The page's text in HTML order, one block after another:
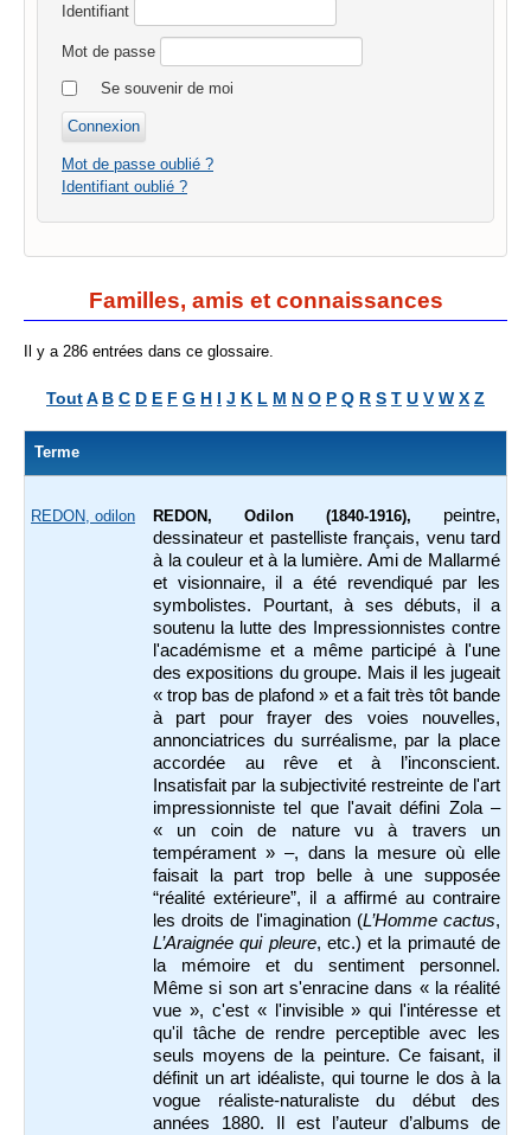
Identifiant
Mot de passe
Se souvenir de moi
Mot de passe oublié ?
Identifiant oublié ?
Familles, amis et connaissances
Il y a 286 entrées dans ce glossaire.
ToutA B C D E F G H I J K L M N O P Q R S T U V W X Z
Terme
REDON, odilon REDON, Odilon (1840-1916),
peintre,
dessinateur et pastelliste français, venu tard
à la couleur et à la lumière. Ami de Mallarmé
et visionnaire, il a été revendiqué par les
symbolistes. Pourtant, à ses débuts,
il
a
soutenu la lutte des Impressionnistes contre
l'académisme et a même participé à l'une
des expositions du groupe. Mais il les jugeait
« trop bas de plafond » et a fait très tôt bande
à part pour frayer des voies nouvelles,
annonciatrices du surréalisme, par la place
accordée au rêve et à l’inconscient.
Insatisfait par la subjectivité restreinte de l'art
impressionniste tel que l'avait défini Zola –
« un coin de nature vu à travers un
tempérament » –, dans la mesure où elle
faisait la part trop belle à une supposée
“réalité extérieure”, il a affirmé au contraire
les droits de l'imagination (L’Homme cactus,
L’Araignée qui pleure, etc.) et la primauté de
la mémoire et du sentiment personnel.
Même si son art s'enracine dans « la réalité
vue », c'est « l'invisible » qui l'intéresse et
qu'il tâche de rendre perceptible avec les
seuls moyens de la peinture. Ce faisant, il
définit un art idéaliste, qui tourne le dos à la
vogue réaliste-naturaliste du début des
années 1880. Il est l’auteur d’albums de